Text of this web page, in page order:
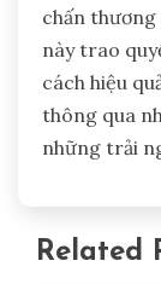
chấn
này trao
cách hiệu
thông qua
những trải
Related